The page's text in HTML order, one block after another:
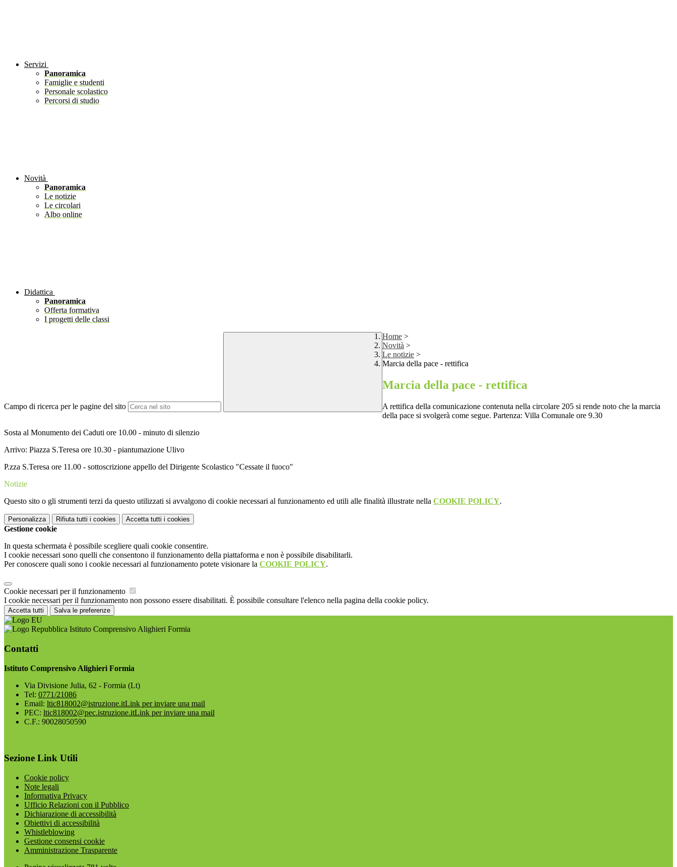
Servizi
Panoramica
Famiglie e studenti
Personale scolastico
Percorsi di studio
Novità
Panoramica
Le notizie
Le circolari
Albo online
Didattica
Panoramica
Offerta formativa
I progetti delle classi
Campo di ricerca per le pagine del sito
Home >
Novità >
Le notizie >
Marcia della pace - rettifica
Marcia della pace - rettifica
A rettifica della comunicazione contenuta nella circolare 205 si rende noto che la marcia
della pace si svolgerà come segue. Partenza: Villa Comunale ore 9.30
Sosta al Monumento dei Caduti ore 10.00 - minuto di silenzio
Arrivo: Piazza S.Teresa ore 10.30 - piantumazione Ulivo
P.zza S.Teresa ore 11.00 - sottoscrizione appello del Dirigente Scolastico "Cessate il fuoco"
Notizie
Questo sito o gli strumenti terzi da questo utilizzati si avvalgono di cookie necessari al funzionamento ed utili alle finalità illustrate nella COOKIE POLICY.
Personalizza Rifiuta tutti i cookies Accetta tutti i cookies
Gestione cookie
In questa schermata è possibile scegliere quali cookie consentire.
I cookie necessari sono quelli che consentono il funzionamento della piattaforma e non è possibile disabilitarli.
Per conoscere quali sono i cookie necessari al funzionamento potete visionare la COOKIE POLICY.
Cookie necessari per il funzionamento
I cookie necessari per il funzionamento non possono essere disabilitati. È possibile consultare l'elenco nella pagina della cookie policy.
Accetta tutti Salva le preferenze
Istituto Comprensivo Alighieri Formia
Contatti
Istituto Comprensivo Alighieri Formia
Via Divisione Julia, 62 - Formia (Lt)
Tel: 0771/21086
Email: ltic818002@istruzione.itLink per inviare una mail
PEC: ltic818002@pec.istruzione.itLink per inviare una mail
C.F.: 90028050590
Sezione Link Utili
Cookie policy
Note legali
Informativa Privacy
Ufficio Relazioni con il Pubblico
Dichiarazione di accessibilità
Obiettivi di accessibilità
Whistleblowing
Gestione consensi cookie
Amministrazione Trasparente